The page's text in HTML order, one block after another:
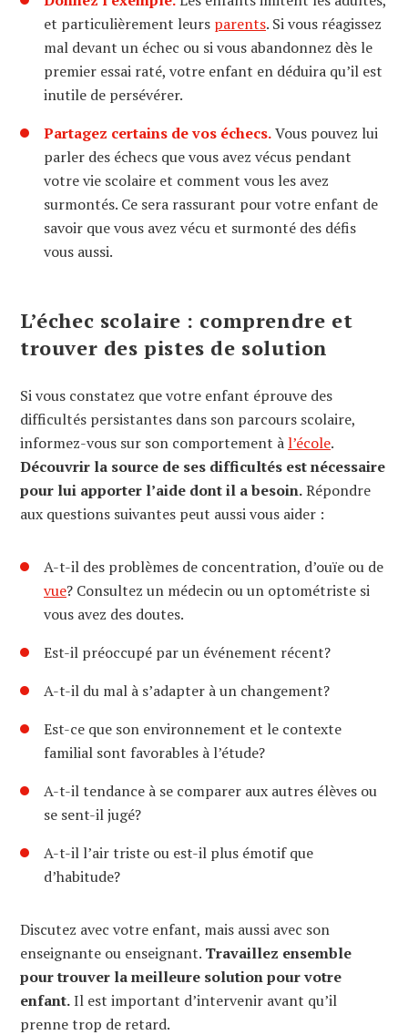
et particulièrement leurs parents. Si vous réagissez
mal devant un échec ou si vous abandonnez dès le
premier essai raté, votre enfant en déduira qu’il est
inutile de persévérer.
Partagez certains de vos échecs.Vous pouvez lui
parler des échecs que vous avez vécus pendant
votre vie scolaire et comment vous les avez
surmontés. Ce sera rassurant pour votre enfant de
savoir que vous avez vécu et surmonté des défis
vous aussi.
L’échec scolaire : comprendre et
trouver des pistes de solution
Si vous constatez que votre enfant éprouve des
difficultés persistantes dans son parcours scolaire,
informez-vous sur son comportement àl’école.
Découvrir la source de ses difficultés est nécessaire
pour lui apporter l’aide dont il a besoin.Répondre
aux questions suivantes peut aussi vous aider :
A-t-il des problèmes de concentration, d’ouïe ou de
vue? Consultez un médecin ou un optométriste si
vous avez des doutes.
Est-il préoccupé par un événement récent?
A-t-il du mal à s’adapter à un changement?
Est-ce que son environnement et le contexte
familial sont favorables à l’étude?
A-t-il tendance à se comparer aux autres élèves ou
se sent-il jugé?
A-t-il l’air triste ou est-il plus émotif que
d’habitude?
Discutez avec votre enfant, mais aussi avec son
enseignante ou enseignant. Travaillez ensemble
pour trouver la meilleure solution pour votre
enfant.Il est important d’intervenir avant qu’il
prenne trop de retard.